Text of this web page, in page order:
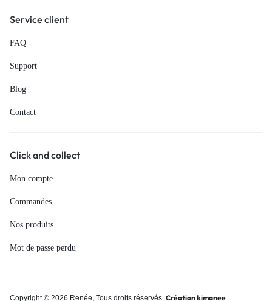
Service client
FAQ
Support
Blog
Contact
Click and collect
Mon compte
Commandes
Nos produits
Mot de passe perdu
Copyright © 2026 Renée, Tous droits réservés. Création kimanee